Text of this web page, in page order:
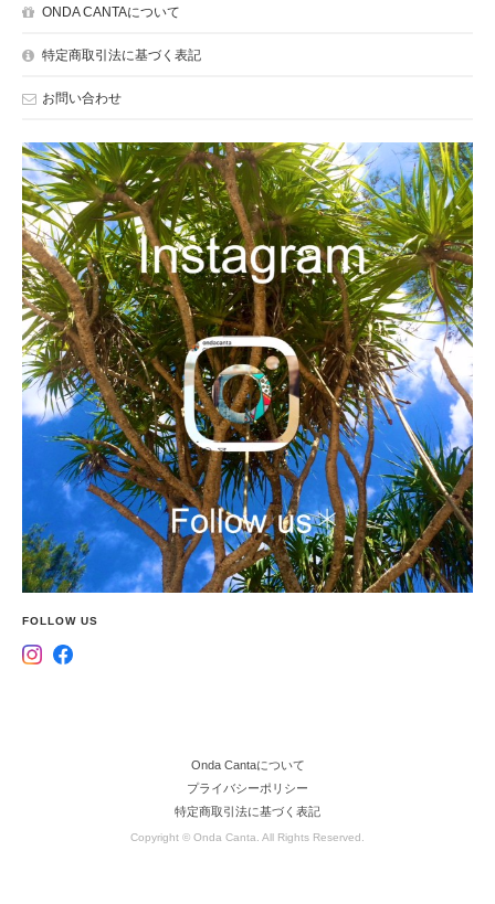
ONDA CANTAについて
特定商取引法に基づく表記
お問い合わせ
FOLLOW US
Onda Cantaについて
プライバシーポリシー
特定商取引法に基づく表記
Copyright © Onda Canta. All Rights Reserved.